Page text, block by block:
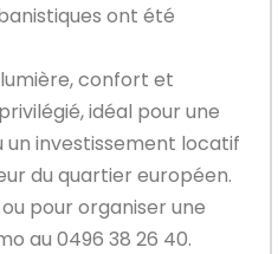
ont été
confort et
idéal pour une
investissement locatif
du quartier européen.
pour organiser une
au 0496 38 26 40.